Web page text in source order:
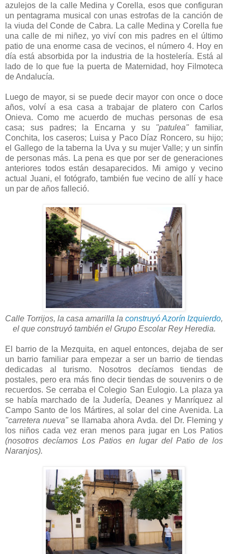
azulejos de la calle Medina y Corella, esos que configuran
un pentagrama musical con unas estrofas de la canción de
la viuda del Conde de Cabra. La calle Medina y Corella fue
una calle de mi niñez, yo viví con mis padres en el último
patio de una enorme casa de vecinos, el número 4. Hoy en
día está absorbida por la industria de la hostelería. Está al
lado de lo que fue la puerta de Maternidad, hoy Filmoteca
de Andalucía.
Luego de mayor, si se puede decir mayor con once o doce
años, volví a esa casa a trabajar de platero con Carlos
Onieva. Como me acuerdo de muchas personas de esa
casa; sus padres; la Encarna y su "patulea" familiar,
Conchita, los caseros; Luisa y Paco Díaz Roncero, su hijo;
el Gallego de la taberna la Uva y su mujer Valle; y un sinfín
de personas más. La pena es que por ser de generaciones
anteriores todos están desaparecidos. Mi amigo y vecino
actual Juani, el fotógrafo, también fue vecino de allí y hace
un par de años falleció.
Calle Torrijos, la casa amarilla la construyó Azorín Izquierdo,
el que construyó también el Grupo Escolar Rey Heredia.
El barrio de la Mezquita, en aquel entonces, dejaba de ser
un barrio familiar para empezar a ser un barrio de tiendas
dedicadas al turismo. Nosotros decíamos tiendas de
postales, pero era más fino decir tiendas de souvenirs o de
recuerdos. Se cerraba el Colegio San Eulogio. La plaza ya
se había marchado de la Judería, Deanes y Manríquez al
Campo Santo de los Mártires, al solar del cine Avenida. La
"carretera nueva"se llamaba ahora Avda. del Dr. Fleming y
los niños cada vez eran menos para jugar en Los Patios
(nosotros decíamos Los Patios en lugar del Patio de los
Naranjos).